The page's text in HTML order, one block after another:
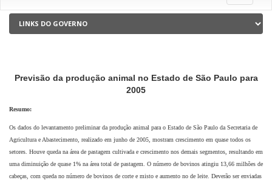
Previsão da produção animal no Estado de São Paulo para
2005
Resumo:
Os dados do levantamento preliminar da produção animal para o Estado de São Paulo da Secretaria de
Agricultura e Abastecimento, realizado em junho de 2005, mostram crescimento em quase todos os
setores. Houve queda na área de pastagem cultivada e crescimento nos demais segmentos, resultando em
uma diminuição de quase 1% na área total de pastagem. O número de bovinos atingiu 13,66 milhões de
cabeças, com queda no número de bovinos de corte e misto e aumento no de leite. Deverão ser enviadas